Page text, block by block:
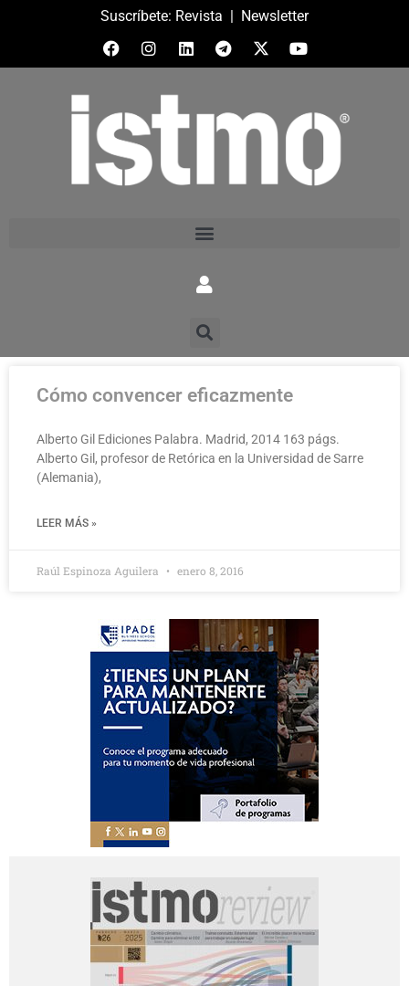
Suscríbete: Revista | Newsletter
Cómo convencer eficazmente
Alberto Gil Ediciones Palabra. Madrid, 2014 163 págs.
Alberto Gil, profesor de Retórica en la Universidad de Sarre
(Alemania),
LEER MÁS »
Raúl Espinoza Aguilera enero 8, 2016